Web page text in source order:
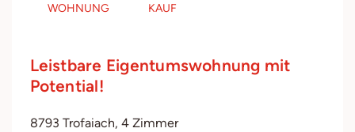
WOHNUNG KAUF
Leistbare Eigentumswohnung mit
Potential!
8793 Trofaiach, 4 Zimmer